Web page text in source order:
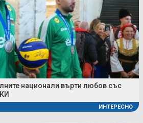
национали върти любов със
ИНТЕРЕСНО